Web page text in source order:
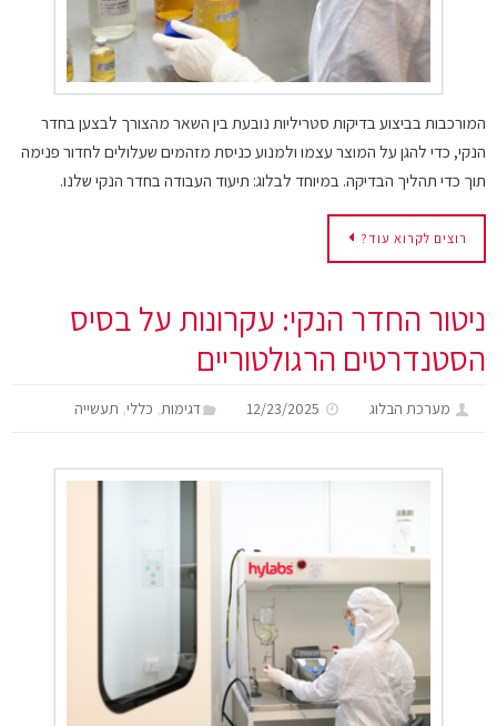
המורכבות בביצוע בדיקות סטריליות נובעת בין השאר מהצורך לבצען בחדר
הנקי, כדי להגן על המוצר עצמו ולמנוע כניסת מזהמים שעלולים לחדור פנימה
תוך כדי תהליך הבדיקה. במיוחד לבלוג: תיעוד העבודה בחדר הנקי שלנו.
רוצים לקרוא עוד?
ניטור החדר הנקי: עקרונות על בסיס
הסטנדרטים הרגולטוריים
מערכת הבלוג 12/23/2025 דגימות, כללי, תעשייה